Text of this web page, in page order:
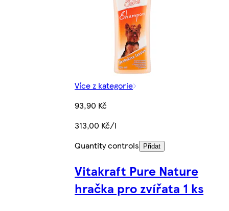
Více z kategorie
93,90 Kč
313,00 Kč/l
Quantity controls
Přidat
Vitakraft Pure Nature
hračka pro zvířata 1 ks